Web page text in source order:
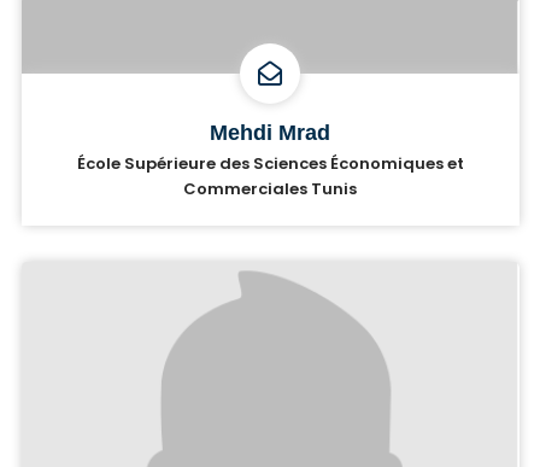
Mehdi Mrad
École Supérieure des Sciences Économiques et
Commerciales Tunis